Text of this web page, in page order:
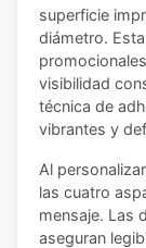
superficie
diámetro.
visibilidad
técnica de
vibrantes y
Al
las cuatro
mensaje. Las
aseguran